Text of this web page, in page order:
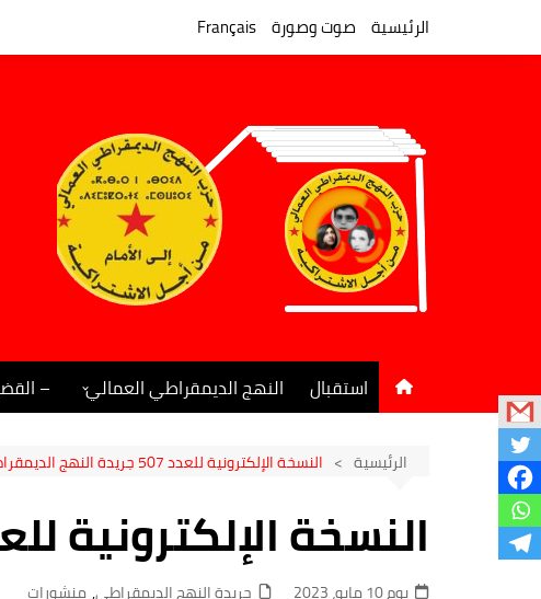
الرئيسية صوت وصورة Français
استقبال النهج الديمقراطي العمالي
جريدة النهج الديمقراطي
–
الرئيسية النسخة الإلكترونية للعدد 507 جريدة النهج الديمقراطي
النسخة الإلكترونية للعدد 507 جريدة النهج
يوم 10 مايو، 2023 جريدة النهج الديمقراطي,منشورات